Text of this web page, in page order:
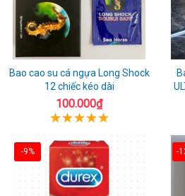
Bao cao su cá ngựa Long Shock
12 chiếc kéo dài
100.000₫
-9% -